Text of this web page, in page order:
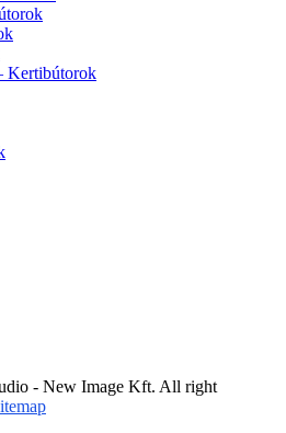
Kertibútorok
- New Image Kft. All right